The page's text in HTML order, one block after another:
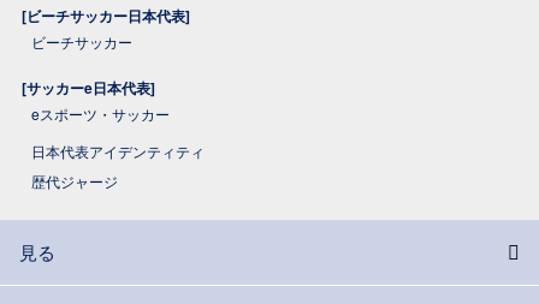
[ビーチサッカー日本代表]
ビーチサッカー
[サッカーe日本代表]
eスポーツ・サッカー
日本代表アイデンティティ
歴代ジャージ
見る